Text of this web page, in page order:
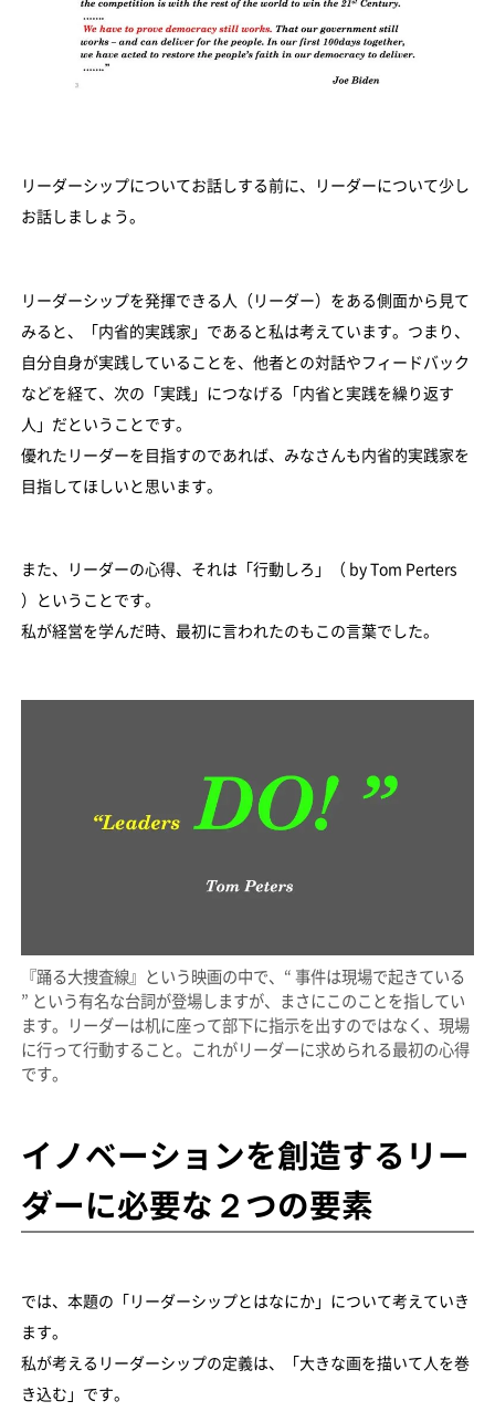
リーダーシップについてお話しする前に、リーダーについて少し
お話しましょう。
リーダーシップを発揮できる人（リーダー）をある側面から見て
みると、「内省的実践家」であると私は考えています。つまり、
自分自身が実践していることを、他者との対話やフィードバック
などを経て、次の「実践」につなげる「内省と実践を繰り返す
人」だということです。
優れたリーダーを目指すのであれば、みなさんも内省的実践家を
目指してほしいと思います。
また、リーダーの心得、それは「行動しろ」（ by Tom Perters
）ということです。
私が経営を学んだ時、最初に言われたのもこの言葉でした。
『踊る大捜査線』という映画の中で、“ 事件は現場で起きている
” という有名な台詞が登場しますが、まさにこのことを指してい
ます。リーダーは机に座って部下に指示を出すのではなく、現場
に行って行動すること。これがリーダーに求められる最初の心得
です。
イノベーションを創造するリー
ダーに必要な２つの要素
では、本題の「リーダーシップとはなにか」について考えていき
ます。
私が考えるリーダーシップの定義は、「大きな画を描いて人を巻
き込む」です。